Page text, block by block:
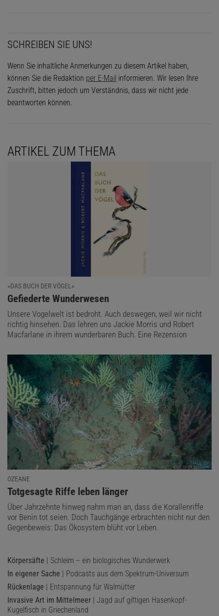
SCHREIBEN SIE UNS!
Wenn Sie inhaltliche Anmerkungen zu diesem Artikel haben,
können Sie die Redaktion per E-Mail informieren. Wir lesen Ihre
Zuschrift, bitten jedoch um Verständnis, dass wir nicht jede
beantworten können.
ARTIKEL ZUM THEMA
»DAS BUCH DER VÖGEL«
:
Gefiederte Wunderwesen
Unsere Vogelwelt ist bedroht. Auch deswegen, weil wir nicht
richtig hinsehen. Das lehren uns Jackie Morris und Robert
Macfarlane in ihrem wunderbaren Buch. Eine Rezension
OZEANE
:
Totgesagte Riffe leben länger
Über Jahrzehnte hinweg nahm man an, dass die Korallenriffe
vor Benin tot seien. Doch Tauchgänge erbrachten nicht nur den
Gegenbeweis: Das Ökosystem blüht vor Leben.
Körpersäfte | Schleim – ein biologisches Wunderwerk
In eigener Sache | Podcasts aus dem Spektrum-Universum
Rückenlage | Entspannung für Walmütter
Invasive Art im Mittelmeer | Jagd auf giftigen Hasenkopf-
Kugelfisch in Griechenland